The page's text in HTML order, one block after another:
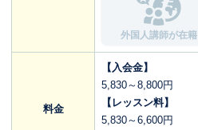
外国人講師が在籍
料金
【入会金】
5,830～8,800円
【レッスン料】
5,830～6,600円